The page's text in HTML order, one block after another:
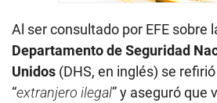
Al ser consultado por EFE sobre
Departamento de Seguridad
Unidos (DHS, en inglés) se
“extranjero ilegal” y aseguró que